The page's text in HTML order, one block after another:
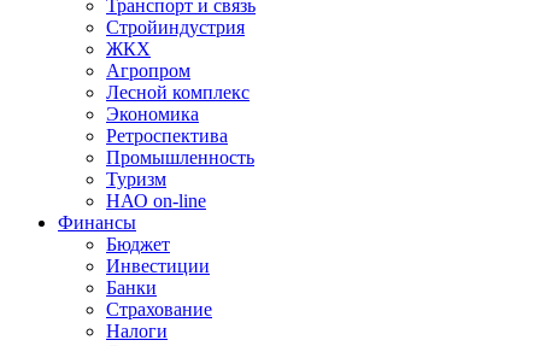
Транспорт и связь
Стройиндустрия
ЖКХ
Агропром
Лесной комплекс
Экономика
Ретроспектива
Промышленность
Туризм
НАО on-line
Финансы
Бюджет
Инвестиции
Банки
Страхование
Налоги